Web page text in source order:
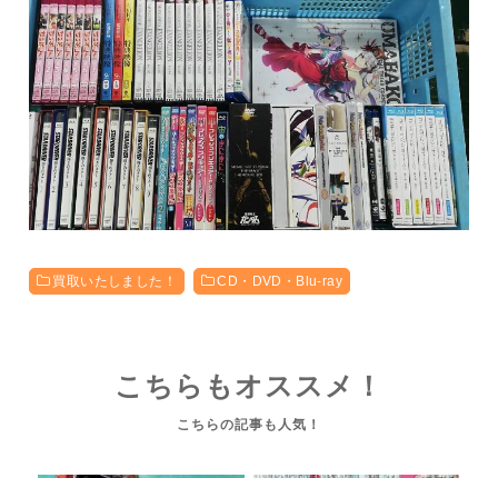
買取いたしました！ CD・DVD・Blu-ray
こちらもオススメ！